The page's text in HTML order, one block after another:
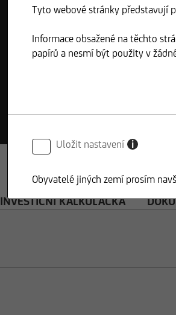
INVESTIČNÍ KALKULAČKA
Tyto webové stránky představují
Informace obsažené na těchto
papírů a nesmí být použity v
Uložit nastavení i
Obyvatelé jiných zemí prosím